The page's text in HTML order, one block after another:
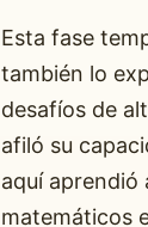
Esta fase
también lo
desafíos de
afiló su
aquí aprendió
matemáticos